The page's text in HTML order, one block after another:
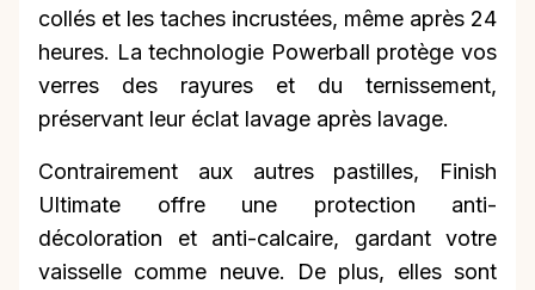
collés et les taches incrustées, même après 24
heures. La technologie Powerball protège vos
verres des rayures et du ternissement,
préservant leur éclat lavage après lavage.
Contrairement aux autres pastilles, Finish
Ultimate offre une protection anti-
décoloration et anti-calcaire, gardant votre
vaisselle comme neuve. De plus, elles sont